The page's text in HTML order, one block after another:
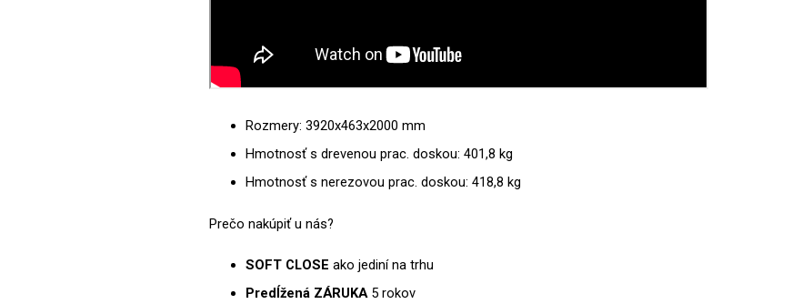
Rozmery: 3920x463x2000 mm
Hmotnosť s drevenou prac. doskou: 401,8 kg
Hmotnosť s nerezovou prac. doskou: 418,8 kg
Prečo nakúpiť u nás?
SOFT CLOSE ako jediní na trhu
Predĺžená ZÁRUKA5 rokov